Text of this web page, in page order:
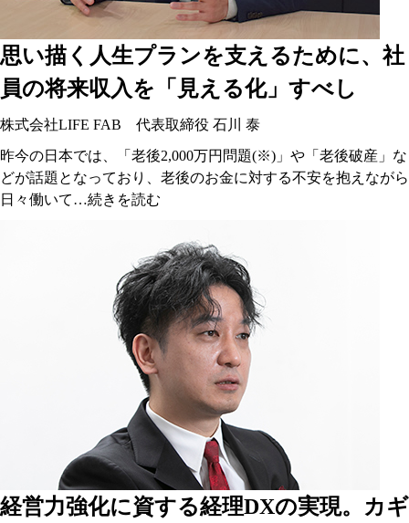
思い描く人生プランを支えるために、社
員の将来収入を「見える化」すべし
株式会社LIFE FAB 代表取締役 石川 泰
昨今の日本では、「老後2,000万円問題(※)」や「老後破産」な
どが話題となっており、老後のお金に対する不安を抱えながら
日々働いて…続きを読む
経営力強化に資する経理DXの実現。カギ